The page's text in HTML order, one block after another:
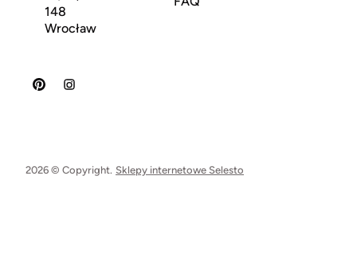
148
Wrocław
2026 © Copyright. Sklepy internetowe Selesto